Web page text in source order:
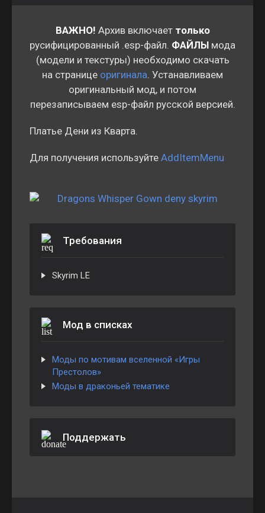
ВАЖНО! Архив включает только
русифицированный .esp-файл. ФАЙЛЫ мода
(модели и текстуры) необходимо скачать
на странице оригинала. Устанавливаем
оригинальный мод, и потом
перезаписываем esp-файл русской версией.
Платье Дени из Кварта.
Для получения используйте AddItemMenu
Требования
Skyrim LE
Мод в списках
Моды по мотивам вселенной «Игры
Престолов»
Моды в драконьей тематике
Поддержать